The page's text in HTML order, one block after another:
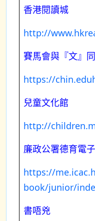
香港閱讀城
http://
賽馬會與『文』
https://
兒童文化館
http://
廉政公署德育電
https://
book/junior/
書唔兇